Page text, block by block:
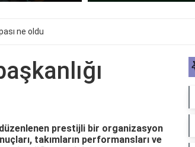
ne oldu
düzenlenen prestijli bir organizasyon
takımların performansları ve